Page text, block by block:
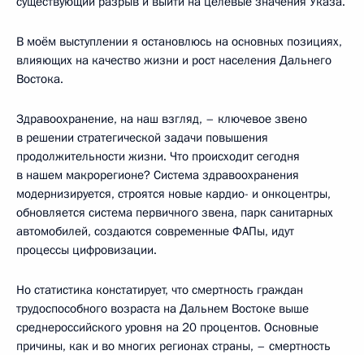
В моём выступлении я остановлюсь на основных позициях,
влияющих на качество жизни и рост населения Дальнего
Востока.
Здравоохранение, на наш взгляд, – ключевое звено
в решении стратегической задачи повышения
продолжительности жизни. Что происходит сегодня
в нашем макрорегионе? Система здравоохранения
модернизируется, строятся новые кардио- и онкоцентры,
обновляется система первичного звена, парк санитарных
автомобилей, создаются современные ФАПы, идут
процессы цифровизации.
Но статистика констатирует, что смертность граждан
трудоспособного возраста на Дальнем Востоке выше
среднероссийского уровня на 20 процентов. Основные
причины, как и во многих регионах страны, – смертность